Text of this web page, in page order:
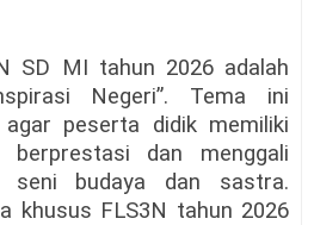
SD MI tahun 2026 adalah
Negeri”. Tema ini
agar peserta didik memiliki
berprestasi dan menggali
seni budaya dan sastra.
khusus FLS3N tahun 2026